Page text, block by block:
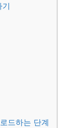
드하는 단계